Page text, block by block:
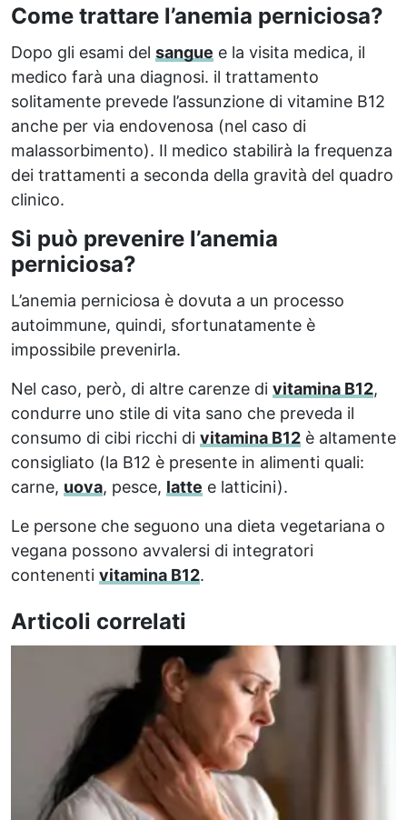
Come trattare l’anemia perniciosa?
Dopo gli esami del sangue e la visita medica, il
medico farà una diagnosi. il trattamento
solitamente prevede l’assunzione di vitamine B12
anche per via endovenosa (nel caso di
malassorbimento). Il medico stabilirà la frequenza
dei trattamenti a seconda della gravità del quadro
clinico.
Si può prevenire l’anemia
perniciosa?
L’anemia perniciosa è dovuta a un processo
autoimmune, quindi, sfortunatamente è
impossibile prevenirla.
Nel caso, però, di altre carenze di vitamina B12,
condurre uno stile di vita sano che preveda il
consumo di cibi ricchi di vitamina B12 è altamente
consigliato (la B12 è presente in alimenti quali:
carne, uova, pesce, latte e latticini).
Le persone che seguono una dieta vegetariana o
vegana possono avvalersi di integratori
contenenti vitamina B12.
Articoli correlati